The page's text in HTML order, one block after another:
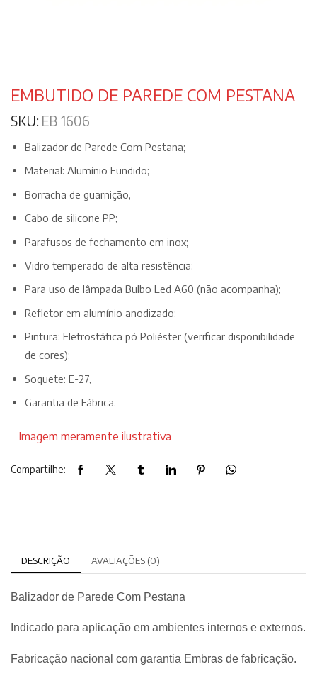
EMBUTIDO DE PAREDE COM PESTANA
SKU: EB 1606
Balizador de Parede Com Pestana;
Material: Alumínio Fundido;
Borracha de guarnição,
Cabo de silicone PP;
Parafusos de fechamento em inox;
Vidro temperado de alta resistência;
Para uso de lâmpada Bulbo Led A60 (não acompanha);
Refletor em alumínio anodizado;
Pintura: Eletrostática pó Poliéster (verificar disponibilidade
de cores);
Soquete: E-27,
Garantia de Fábrica.
Imagem meramente ilustrativa
Compartilhe:
DESCRIÇÃO AVALIAÇÕES (0)
Balizador de Parede Com Pestana
Indicado para aplicação em ambientes internos e externos.
Fabricação nacional com garantia Embras de fabricação.